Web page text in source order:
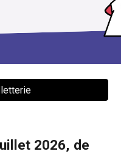
2026, de